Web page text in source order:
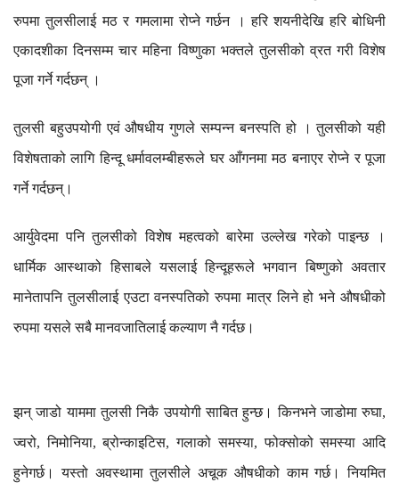
रुपमा तुलसीलाई मठ र गमलामा रोप्ने गर्छन । हरि शयनीदेखि हरि बोधिनी
एकादशीका दिनसम्म चार महिना विष्णुका भक्तले तुलसीको व्रत गरी विशेष
पूजा गर्ने गर्दछन् ।
तुलसी बहुउपयोगी एवं औषधीय गुणले सम्पन्न बनस्पति हो । तुलसीको यही
विशेषताको लागि हिन्दू धर्मावलम्बीहरूले घर आँगनमा मठ बनाएर रोप्ने र पूजा
गर्नेगर्दछन्।
आर्युवेदमा पनि तुलसीको विशेष महत्वको बारेमा उल्लेख गरेको पाइन्छ
।
धार्मिक आस्थाको हिसाबले यसलाई हिन्दूहरूले भगवान बिष्णुको अवतार
मानेतापनि तुलसीलाई एउटा वनस्पतिको रुपमा मात्र लिने हो भने औषधीको
रुपमायसलेसबैमानवजातिलाईकल्याणनैगर्दछ।
झन् जाडो याममा तुलसी निकै उपयोगी साबित हुन्छ। किनभने जाडोमा रुघा,
ज्वरो,निमोनिया,ब्रोन्काइटिस,गलाको समस्या,फोक्सोको समस्या आदि
हुनेगर्छ। यस्तो अवस्थामा तुलसीले अचूक औषधीको काम गर्छ। नियमित